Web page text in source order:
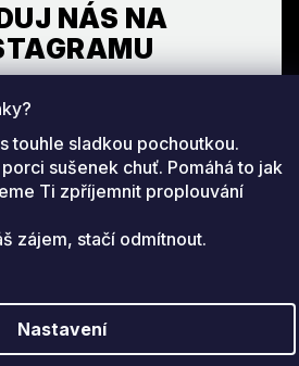
touhle sladkou pochoutkou.
sušenek chuť. Pomáhá to jak
Ti zpříjemnit proplouvání
zájem, stačí odmítnout.
Nastavení
NÁS NA
emeverydayfashion
everyday fashion. Všechna práva
nastavení cookies
Vytvořil Shoptet